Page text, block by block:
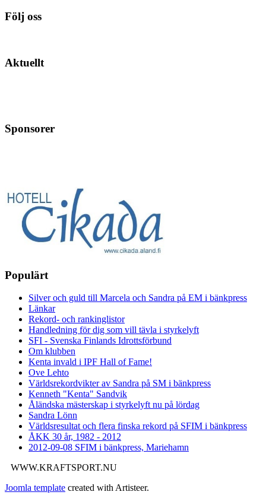
Följ oss
Aktuellt
Sponsorer
Populärt
Silver och guld till Marcela och Sandra på EM i bänkpress
Länkar
Rekord- och rankinglistor
Handledning för dig som vill tävla i styrkelyft
SFI - Svenska Finlands Idrottsförbund
Om klubben
Kenta invald i IPF Hall of Fame!
Ove Lehto
Världsrekordvikter av Sandra på SM i bänkpress
Kenneth "Kenta" Sandvik
Åländska mästerskap i styrkelyft nu på lördag
Sandra Lönn
Världsresultat och flera finska rekord på SFIM i bänkpress
ÅKK 30 år, 1982 - 2012
2012-09-08 SFIM i bänkpress, Mariehamn
WWW.KRAFTSPORT.NU
Joomla template created with Artisteer.